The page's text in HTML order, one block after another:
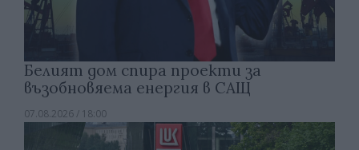
Белият дом спира проекти за
възобновяема енергия в САЩ
07.08.2026 / 18:00